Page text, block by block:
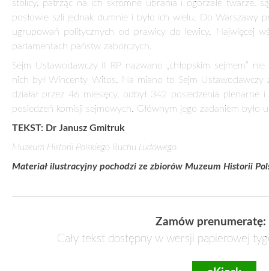
Miesiąc marzec przed stu laty był czasem szczególnym dla
politycznej.
W dniu 17 marca dokonał się cud demokracji. Posłowie
jedną z najlepszych w tym czasie w Europie.
Następnego dnia, 18 marca 1921 r., kiedy świętowano to
premier Wincenty Witos, po otrzymaniu wiadomości o
opery „Hrabiny” Stanisława Moniuszki przemówił do
wieczorem 18 marca w Rydze przewodniczący polskiej
pokojowym.
Te dwa wydarzenia uchwalenie Konstytucji i zawarcie
Wincentego Witosa. Miały one też wpływ na plebiscyt na
Zawarty pokój nabiera jeszcze i z tego powodu wielkiego
dzięki uchwalonej w dniu wczorajszym Konstytucji i
W dniu 15 marca 1931 r. trzy stronnictwa ludowe: Polskie